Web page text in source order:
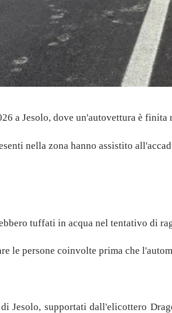
a Jesolo, dove un'autovettura è
nella zona hanno assistito
tuffati in acqua nel tentativo di
le persone coinvolte prima che
supportati dall'elicottero